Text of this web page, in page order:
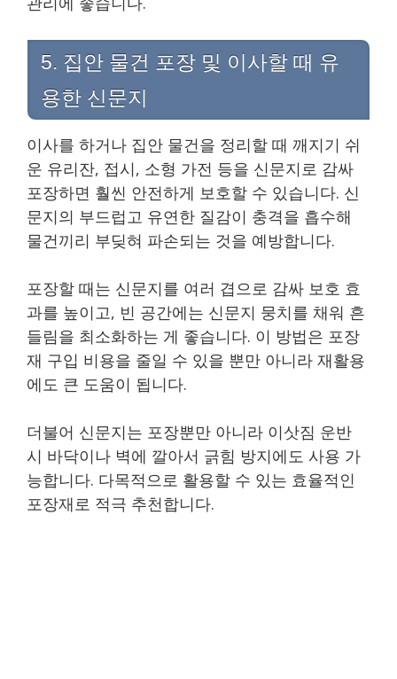
5. 집안 물건 포장 및 이사할 때 유
용한 신문지
이사를 하거나 집안 물건을 정리할 때 깨지기 쉬
운 유리잔, 접시, 소형 가전 등을 신문지로 감싸
포장하면 훨씬 안전하게 보호할 수 있습니다. 신
문지의 부드럽고 유연한 질감이 충격을 흡수해
물건끼리 부딪혀 파손되는 것을 예방합니다.
포장할 때는 신문지를 여러 겹으로 감싸 보호 효
과를 높이고, 빈 공간에는 신문지 뭉치를 채워 흔
들림을 최소화하는 게 좋습니다. 이 방법은 포장
재 구입 비용을 줄일 수 있을 뿐만 아니라 재활용
에도 큰 도움이 됩니다.
더불어 신문지는 포장뿐만 아니라 이삿짐 운반
시 바닥이나 벽에 깔아서 긁힘 방지에도 사용 가
능합니다. 다목적으로 활용할 수 있는 효율적인
포장재로 적극 추천합니다.